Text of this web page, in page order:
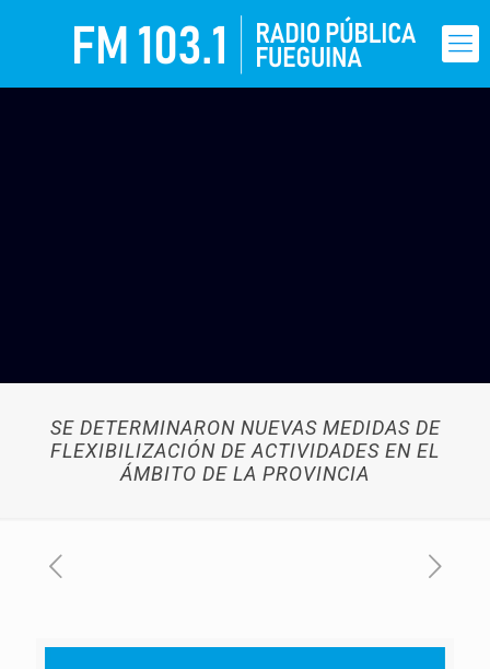
SE DETERMINARON NUEVAS MEDIDAS DE
FLEXIBILIZACIÓN DE ACTIVIDADES EN EL
ÁMBITO DE LA PROVINCIA